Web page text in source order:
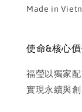
Made in
使命&核心
福瑩以獨家
實現永續與創